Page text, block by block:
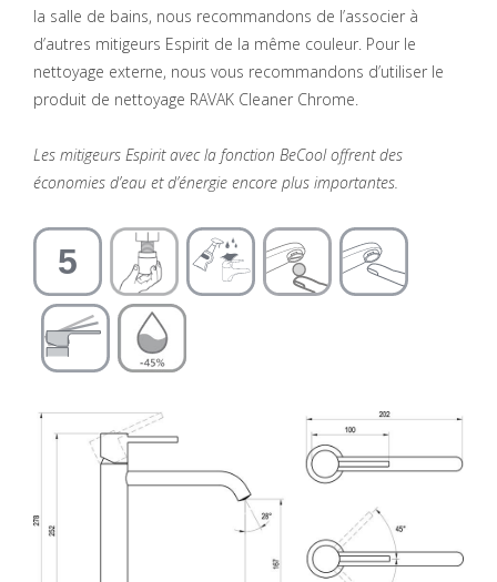
la salle de bains, nous recommandons de l’associer à
d’autres mitigeurs Espirit de la même couleur. Pour le
nettoyage externe, nous vous recommandons d’utiliser le
produit de nettoyage RAVAK Cleaner Chrome.
Les mitigeurs Espirit avec la fonction BeCool offrent des
économies d’eau et d’énergie encore plus importantes.